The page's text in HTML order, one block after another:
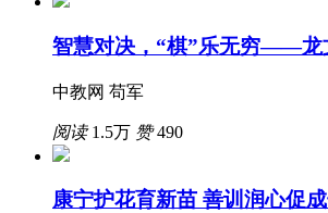
智慧对决，“棋”乐无穷——龙
中教网 苟军
阅读1.5万 赞490
康宁护花育新苗 善训润心促